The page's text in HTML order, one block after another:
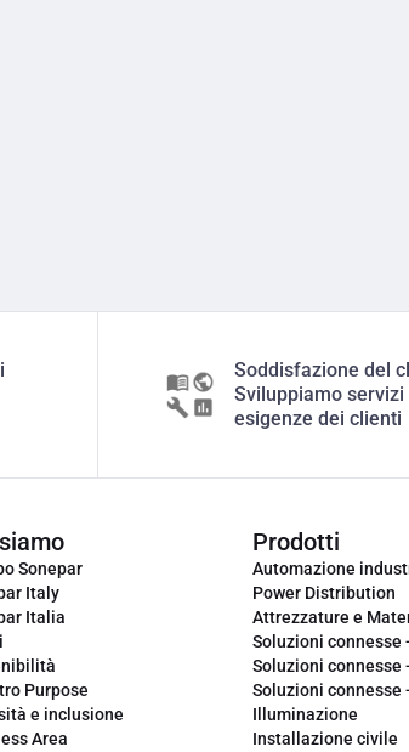
Soddisfazione del
Sviluppiamo
esigenze dei clienti
Sonepar
Italy
Italia
Purpose
e inclusione
Area
Prodotti
Automazione
Power Distribution
Attrezzature e
Soluzioni connesse
Soluzioni connesse
Soluzioni connesse
Illuminazione
Installazione civile